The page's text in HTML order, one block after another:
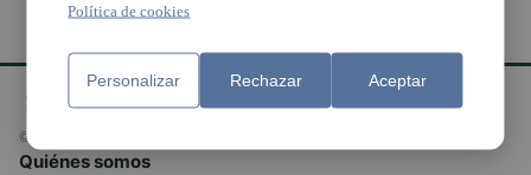
© El Meridiano L'Horta 2026 - Valencia - España
Quiénes somos
Política de cookies
Personalizar Rechazar Aceptar